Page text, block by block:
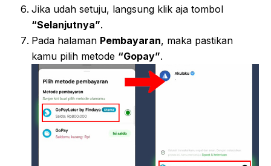
Jika udah setuju, langsung klik aja tombol
“Selanjutnya”.
Pada halaman Pembayaran, maka pastikan
kamu pilih metode “Gopay”.